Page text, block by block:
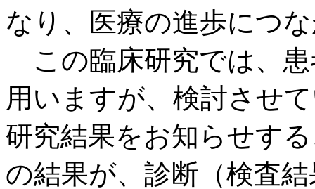
なり、医療の進歩につ
この臨床研究では、
用いますが、検討させ
研究結果をお知らせす
の結果が、診断（検査